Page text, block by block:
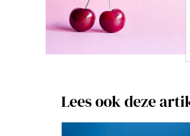
Lees ook deze